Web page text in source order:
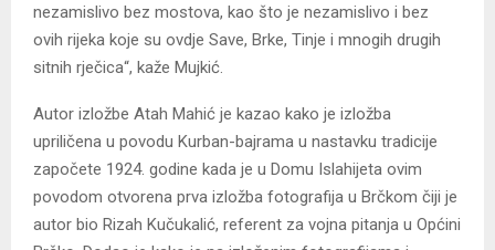
nezamislivo bez mostova, kao što je nezamislivo i bez
ovih rijeka koje su ovdje Save, Brke, Tinje i mnogih drugih
sitnih rječica“, kaže Mujkić.
Autor izložbe Atah Mahić je kazao kako je izložba
upriličena u povodu Kurban-bajrama u nastavku tradicije
započete 1924. godine kada je u Domu Islahijeta ovim
povodom otvorena prva izložba fotografija u Brčkom čiji je
autor bio Rizah Kučukalić, referent za vojna pitanja u Općini